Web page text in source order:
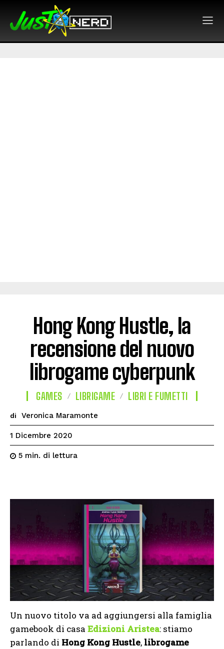
Hong Kong Hustle, la
recensione del nuovo
librogame cyberpunk
GAMES LIBRIGAME LIBRI E FUMETTI
di Veronica Maramonte
1 Dicembre 2020
5 min. di lettura
Un nuovo titolo va ad aggiungersi alla famiglia
gamebook di casa Edizioni Aristea: stiamo
parlando di Hong Kong Hustle, librogame